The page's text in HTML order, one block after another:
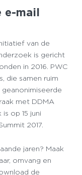
e-mail
van de
is gericht
in 2016. PWC
die samen ruim
met DDMA
op 15 juni
2017.
jaren? Maak
omvang en
de